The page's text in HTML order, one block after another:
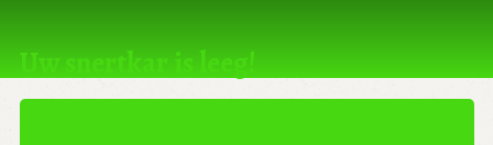
Uw snertkar is leeg!